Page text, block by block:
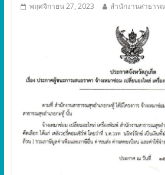
พฤศจิกายน 27, 2023 สำนักงานสาธาร